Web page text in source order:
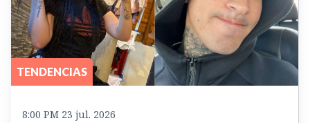
TENDENCIAS
8:00 PM 23 jul. 2026